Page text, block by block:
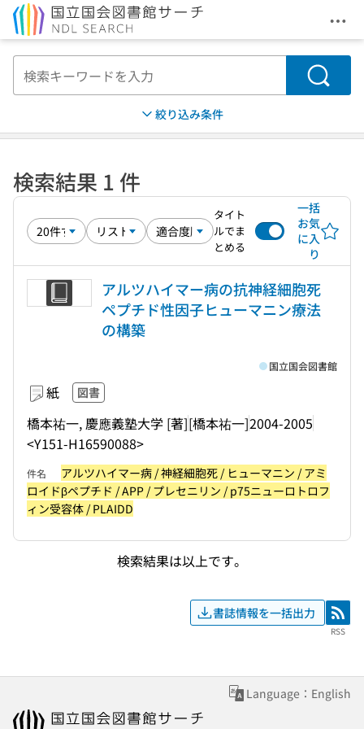
メ
検索
絞り込み条件
検索結果 1 件
タイト
ルでま
とめる
一括
お気
に入
り
アルツハイマー病の抗神経細胞死
ペプチド性因子ヒューマニン療法
の構築
紙 図書
橋本祐一, 慶應義塾大学 [著][橋本祐一]2004-2005
<Y151-H16590088>
国立国会図書館
件名
アルツハイマー病 / 神経細胞死 / ヒューマニン / アミ
ロイドβペプチド / APP / プレセニリン / p75ニューロトロフ
ィン受容体 / PLAIDD
検索結果は以上です。
書誌情報を一括出力 RSS
RSS
Language：English